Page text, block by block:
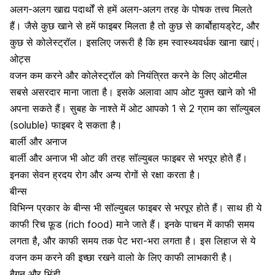
अलग-अलग खाद्य पदार्थों से हमें अलग-अलग तरह के पोषक तत्त्व मिलते
हैं। जैसे कुछ खाने से हमें फाइबर मिलता है तो कुछ सेकार्बोहायड्रेट, और
कुछ से कोलेस्ट्रॉल। इसलिए जरूरी है कि हम स्वास्थ्यवर्धक खाना खाएं।
ओट्स
वजन कम करने और कोलेस्ट्रॉल को नियंत्रित करने के लिए ओटमील
सबसे असरदार माना जाता है। इसके अलावा आप ओट युक्त खाने को भी
अपना सकते हैं। सुबह के नाश्ते में ओट आपको 1 से 2 ग्राम का सॉल्युबल
(soluble) फाइबर दे सकता है।
बार्ली और अनाज
बार्ली और अनाज भी ओट की तरह सॉल्युबल फाइबर से भरपूर होते हैं।
इनका सेवनह्रदय रोगऔर अन्य रोगों से रक्षा करता है।
बीन्स
विभिन्न प्रकार के बीन्स भी सॉल्युबल फाइबर से भरपूर होते हैं। साथ ही ये
काफी रिच फ़ूड (rich food) माने जाते हैं। इनके पाचन में काफी समय
लगता है, और काफी समय तक पेट भरा-भरा लगता है। इस लिहाज से ये
वजन कम करने की इच्छा रखने वालो के लिए काफी लाभकारी है।